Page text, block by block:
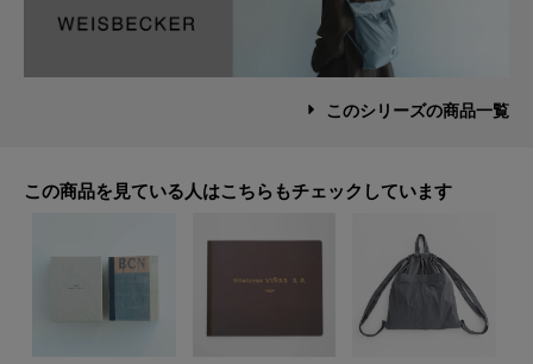
このシリーズの商品一覧
この商品を見ている人はこちらもチェックしています